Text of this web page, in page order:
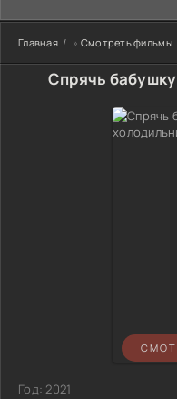
Главная » Смотреть фильмы
Спрячь
Год:2021